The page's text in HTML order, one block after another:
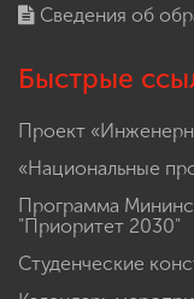
Сведения об
Быстрые
Проект
«Национальные
Программа
"Приоритет 2030"
Студенческие